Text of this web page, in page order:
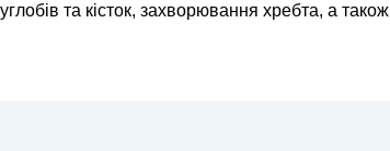
та кісток, захворювання хребта, а також